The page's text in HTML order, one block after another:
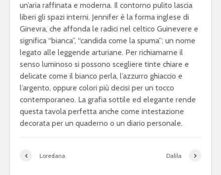
un’aria raffinata e moderna. Il contorno pulito lascia
liberi gli spazi interni. Jennifer è la forma inglese di
Ginevra, che affonda le radici nel celtico Guinevere e
significa “bianca”, “candida come la spuma”: un nome
legato alle leggende arturiane. Per richiamarne il
senso luminoso si possono scegliere tinte chiare e
delicate come il bianco perla, l’azzurro ghiaccio e
l’argento, oppure colori più decisi per un tocco
contemporaneo. La grafia sottile ed elegante rende
questa tavola perfetta anche come intestazione
decorata per un quaderno o un diario personale.
Loredana Dalila